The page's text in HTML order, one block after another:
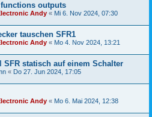
functions outputs
Andy « Mi 6. Nov 2024, 07:30
tauschen SFR1
Andy « Mo 4. Nov 2024, 13:21
SFR statisch auf einem Schalter
« Do 27. Jun 2024, 17:05
Andy « Mo 6. Mai 2024, 12:38